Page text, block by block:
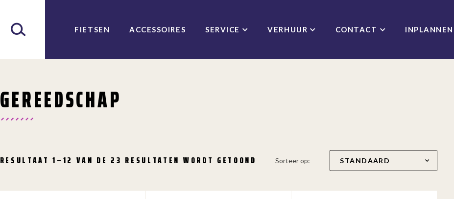
FIETSEN ACCESSOIRES SERVICE VERHUUR CONTACT INPLANNEN
GEREEDSCHAP
RESULTAAT 1–12 VAN DE 23 RESULTATEN WORDT GETOOND Sorteer op: